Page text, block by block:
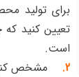
برای تولید
تعیین کنید که
است.
2.
مشخص